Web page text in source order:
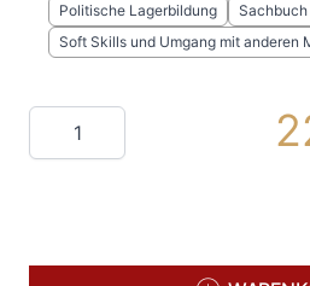
Politische Lagerbildung
Sachbuch
Soft Skills und Umgang mit anderen
Menge